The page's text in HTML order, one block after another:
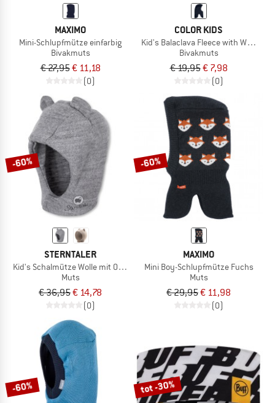
MAXIMO
Mini-Schlupfmütze einfarbig
Bivakmuts
€ 27,95€ 11,18
(0)
COLOR KIDS
Kid's Balaclava Fleece with Windstop
Bivakmuts
€ 19,95€ 7,98
(0)
-60%
STERNTALER
Kid's Schalmütze Wolle mit Ohren
Muts
€ 36,95€ 14,78
(0)
-60%
MAXIMO
Mini Boy-Schlupfmütze Fuchs
Muts
€ 29,95€ 11,98
(0)
-60% tot -30%